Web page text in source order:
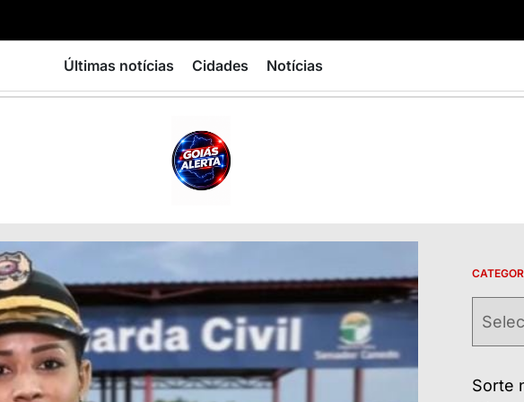
Últimas notícias Cidades Notícias
Sorte